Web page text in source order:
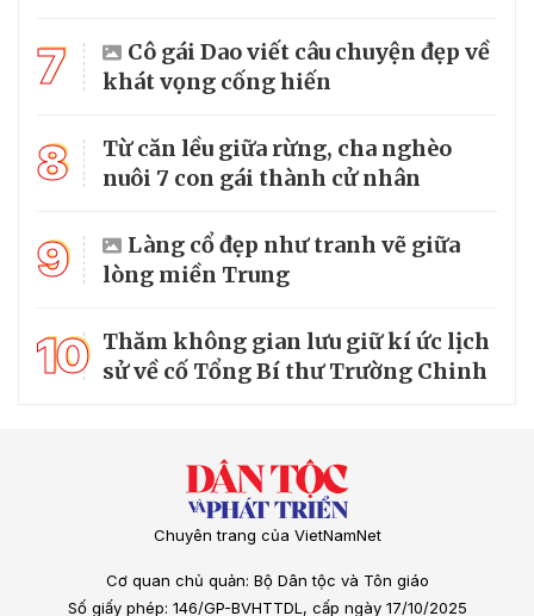
7
Cô gái Dao viết câu chuyện đẹp về
khát vọng cống hiến
8
Từ căn lều giữa rừng, cha nghèo
nuôi 7 con gái thành cử nhân
9
Làng cổ đẹp như tranh vẽ giữa
lòng miền Trung
10 Thăm không gian lưu giữ kí ức lịch
sử về cố Tổng Bí thư Trường Chinh
Chuyên trang của VietNamNet
Cơ quan chủ quản: Bộ Dân tộc và Tôn giáo
Số giấy phép: 146/GP-BVHTTDL, cấp ngày 17/10/2025